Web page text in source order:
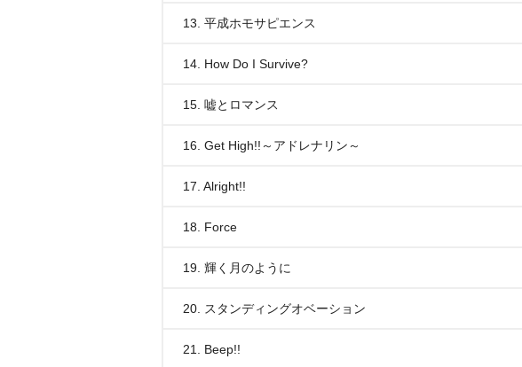
13. 平成ホモサピエンス
14. How Do I Survive?
15. 嘘とロマンス
16. Get High!!～アドレナリン～
17. Alright!!
18. Force
19. 輝く月のように
20. スタンディングオベーション
21. Beep!!